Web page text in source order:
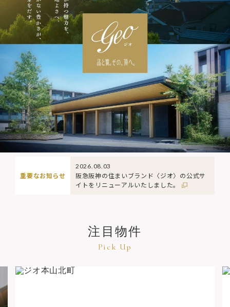
重要なお知らせ
2026.08.03
阪急阪神の住まいブランド〈ジオ〉の公式サ
イトをリニューアルいたしました。
注目物件
Pick Up